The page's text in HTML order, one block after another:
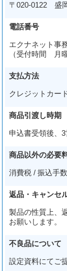
〒020-0122 盛
電話番号
エクナネット事
（受付時間 月
支払方法
クレジットカー
商品引渡し時期
申込書受領後、
商品以外の必要
消費税 / 振込手
返品・キャンセ
製品の性質上、
お願いします。
不良品について
設定資料にてご